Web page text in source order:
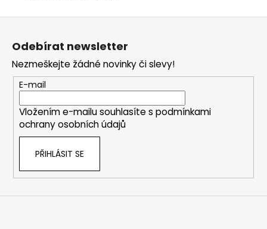
Z
Odebírat newsletter
Nezmeškejte žádné novinky či slevy!
E-mail
Vložením e-mailu souhlasíte s podmínkami
ochrany osobních údajů
PŘIHLÁSIT SE